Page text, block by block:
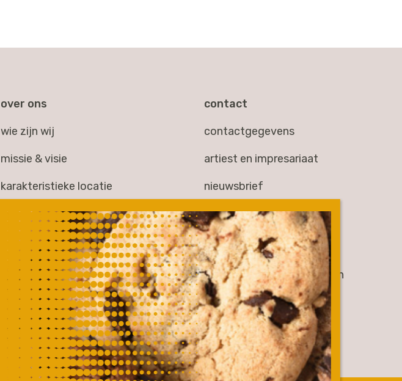
over ons
wie zijn wij
missie & visie
karakteristieke locatie
huisgezelschap
jaarverslag 2025
partners & samenwerkingen
contact
contactgegevens
artiest en impresariaat
nieuwsbrief
overig
werken bij
partners & samenwerkingen